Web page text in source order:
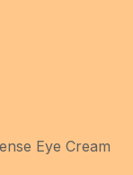
Eye Cream